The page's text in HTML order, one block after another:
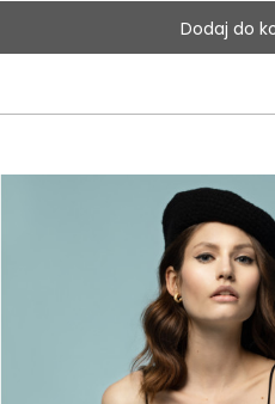
Dodaj do